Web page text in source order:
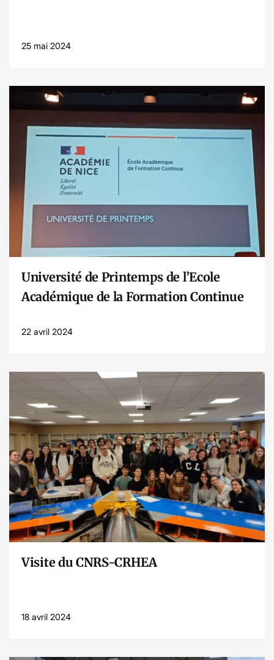
25 mai 2024
Université de Printemps de l’Ecole
Académique de la Formation Continue
22 avril 2024
Visite du CNRS-CRHEA
18 avril 2024